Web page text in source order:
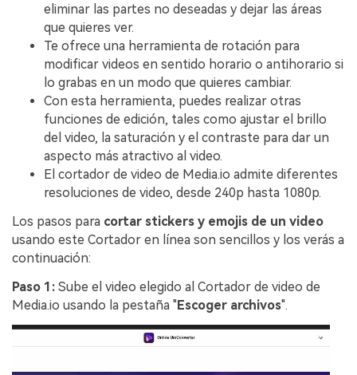
eliminar las partes no deseadas y dejar las áreas
que quieres ver.
Te ofrece una herramienta de rotación para
modificar videos en sentido horario o antihorario si
lo grabas en un modo que quieres cambiar.
Con esta herramienta, puedes realizar otras
funciones de edición, tales como ajustar el brillo
del video, la saturación y el contraste para dar un
aspecto más atractivo al video.
El cortador de video de Media.io admite diferentes
resoluciones de video, desde 240p hasta 1080p.
Los pasos para cortar stickers y emojis de un video
usando este Cortador en línea son sencillos y los verás a
continuación:
Paso 1: Sube el video elegido al Cortador de video de
Media.io usando la pestaña "Escoger archivos".